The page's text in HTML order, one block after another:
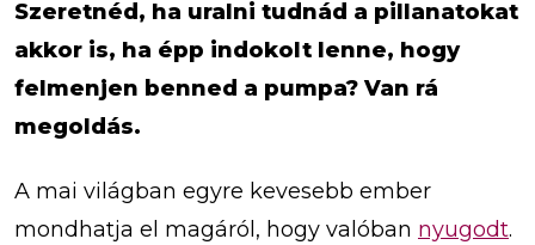
Szeretnéd, ha uralni tudnád a pillanatokat
akkor is, ha épp indokolt lenne, hogy
felmenjen benned a pumpa? Van rá
megoldás.
A mai világban egyre kevesebb ember
mondhatja el magáról, hogy valóban nyugodt.